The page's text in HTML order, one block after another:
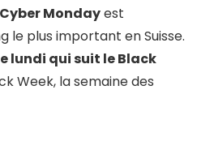
Cyber Mondayest
le plus important en Suisse.
lundi qui suit le Black
Week, la semaine des